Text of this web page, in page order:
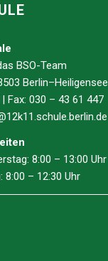
BSO-Team
Berlin–Heiligensee
Fax: 030 – 43 61 447
8:00 – 13:00 Uhr
– 12:30 Uhr